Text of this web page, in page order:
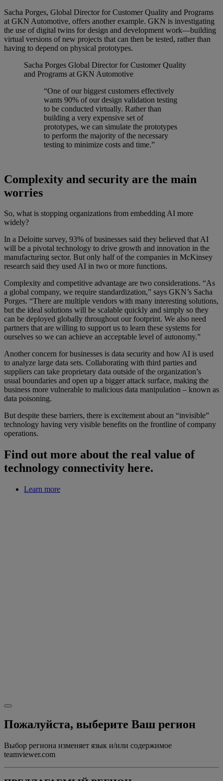
Sacha Porges, Global Director for Customer Quality and Programs
at GKN Automotive, offers another example. GKN is investigating
the use of digital twins for design and development work—building
virtual versions of new projects that can then be tested, rather than
having to depend on physical prototypes.
Sacha Porges Global Director for Customer Quality
and Programs at GKN Automotive
“One of our biggest customers effectively
wants 90% of our design validation testing
to be conducted virtually. Rather than
building a very expensive set of
prototypes, we can simulate the prototypes
to perform the majority of the necessary
testing to minimize costs and time.”
Complexity and security are the main
worries
So, what is stopping organizations from embedding AI more
widely?
In a Deloitte survey, 93% of businesses said they believed that AI
will be a pivotal technology to drive growth and innovation in the
manufacturing sector. But only half of the companies in McKinsey
research said they used AI in two or more functions.
Complexity and competitive advantage are two considerations. “As
a global company, we require standardization,” says GKN’s Sacha
Porges. “There are multiple vendors with many interesting solutions,
but the ideal solutions will be scalable quickly and simply so they
can be deployed globally throughout our footprint. We also need
partners that are willing to support us to learn these systems for
ourselves so we can achieve an acceptable level of autonomy.”
Another concern for businesses is data security and how AI is used
to analyze large data sets. Collaborating with third parties and
suppliers can take proprietary data outside of the organization’s
usual boundaries and open up a bigger attack surface, making the
business more vulnerable to malicious data manipulation – known as
data poisoning.
But despite these barriers, there is excitement about an “invisible”
technology having very visible benefits on the frontline of company
operations.
Find out more about the real value of
technology connectivity here.
Learn more
Пожалуйста, выберите Ваш регион
Выбор региона изменяет язык и/или содержимое
teamviewer.com